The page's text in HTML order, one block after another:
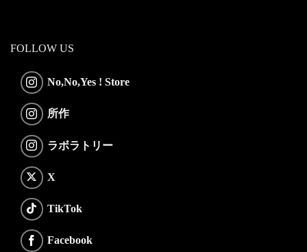
FOLLOW US
No,No,Yes ! Store
所作
ラボラトリー
X
TikTok
Facebook